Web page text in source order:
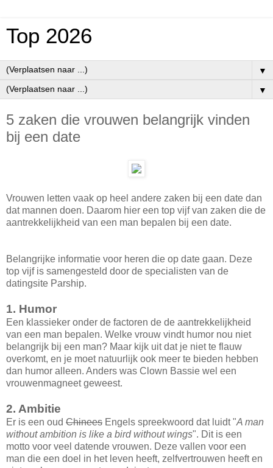
Top 2026
▼
▼
5 zaken die vrouwen belangrijk vinden
bij een date
Vrouwen letten vaak op heel andere zaken bij een date dan
dat mannen doen. Daarom hier een top vijf van zaken die de
aantrekkelijkheid van een man bepalen bij een date.
Belangrijke informatie voor heren die op date gaan. Deze
top vijf is samengesteld door de specialisten van de
datingsite Parship.
1. Humor
Een klassieker onder de factoren de de aantrekkelijkheid
van een man bepalen. Welke vrouw vindt humor nou niet
belangrijk bij een man? Maar kijk uit dat je niet te flauw
overkomt, en je moet natuurlijk ook meer te bieden hebben
dan humor alleen. Anders was Clown Bassie wel een
vrouwenmagneet geweest.
2. Ambitie
Er is een oud Chinees Engels spreekwoord dat luidt "A man
without ambition is like a bird without wings". Dit is een
motto voor veel datende vrouwen. Deze vallen voor een
man die een doel in het leven heeft, zelfvertrouwen heeft en